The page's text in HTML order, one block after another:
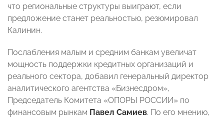
что региональные структуры выиграют, если
предложение станет реальностью, резюмировал
Калинин.
Послабления малым и средним банкам увеличат
мощность поддержки кредитных организаций и
реального сектора, добавил генеральный директор
аналитического агентства «Бизнесдром»,
Председатель Комитета «ОПОРЫ РОССИИ» по
финансовым рынкам Павел Самиев. По его мнению,